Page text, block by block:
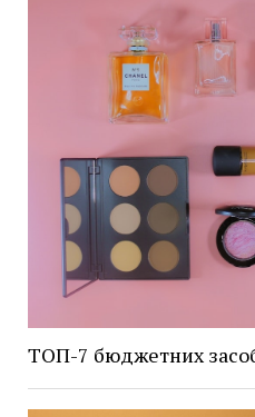
ТОП-7 бюджетних